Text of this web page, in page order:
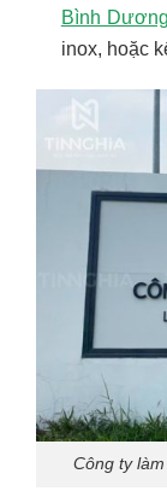
Bình Dương
inox, hoặc
Công ty